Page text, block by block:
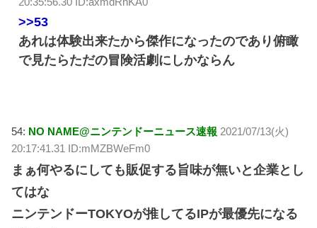
>>53
あれは体験出来たから傑作になったのであり俯瞰
で見たらただの冒険活劇にしかならん
54: NO NAME@ニンテンドーニュース速報 2021/07/13(火)
20:17:41.31 ID:mMZBWeFm0
まぁ何やるにしても販促する旨味が無いと企業とし
てはな
ニンテンドーTOKYOが推してるIPが最優先になる